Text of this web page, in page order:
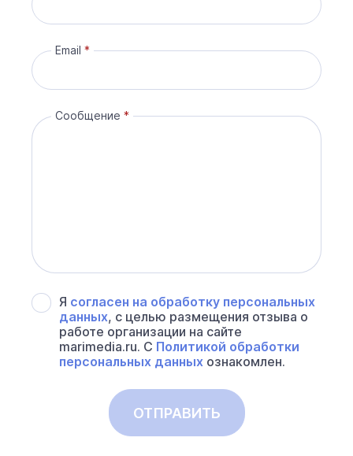
Email
Сообщение
Я согласен на обработку персональных
данных, с целью размещения отзыва о
работе организации на сайте
marimedia.ru. С Политикой обработки
персональных данных ознакомлен.
ОТПРАВИТЬ